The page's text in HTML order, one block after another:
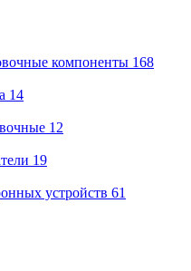
компоненты 168
14
12
19
устройств 61